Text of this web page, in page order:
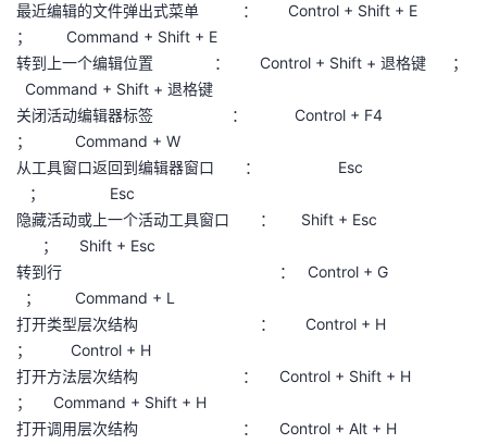
最近编辑的文件弹出式菜单 ： Control + Shift + E
； Command + Shift + E
转到上一个编辑位置 ： Control + Shift + 退格键 ；
Command + Shift + 退格键
关闭活动编辑器标签 ： Control + F4
； Command + W
从工具窗口返回到编辑器窗口 ： Esc
； Esc
隐藏活动或上一个活动工具窗口 ： Shift + Esc
； Shift + Esc
转到行 ： Control + G
； Command + L
打开类型层次结构 ： Control + H
； Control + H
打开方法层次结构 ： Control + Shift + H
； Command + Shift + H
打开调用层次结构 ： Control + Alt + H